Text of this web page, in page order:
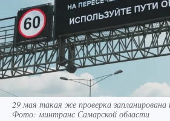
29 мая такая же проверка запланирована
Фото: минтранс Самарской области